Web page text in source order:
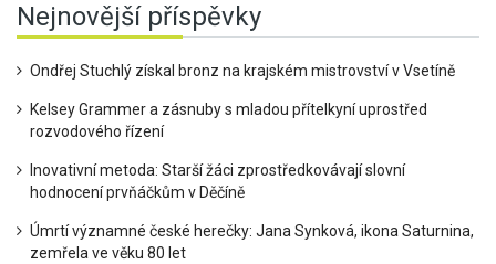
Nejnovější příspěvky
Ondřej Stuchlý získal bronz na krajském mistrovství v Vsetíně
Kelsey Grammer a zásnuby s mladou přítelkyní uprostřed
rozvodového řízení
Inovativní metoda: Starší žáci zprostředkovávají slovní
hodnocení prvňáčkům v Děčíně
Úmrtí významné české herečky: Jana Synková, ikona Saturnina,
zemřela ve věku 80 let